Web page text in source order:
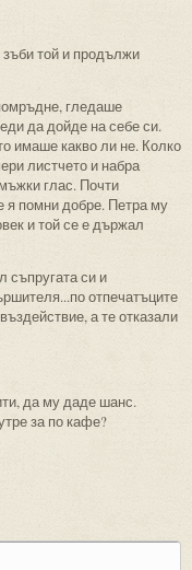
той и продължи
гледаше
да дойде на себе си.
имаше какво ли не. Колко
листчето и набра
глас. Почти
я помни добре. Петра му
и той се е държал
съпругата си и
отпечатъците
а те отказали
да му даде шанс.
за по кафе?